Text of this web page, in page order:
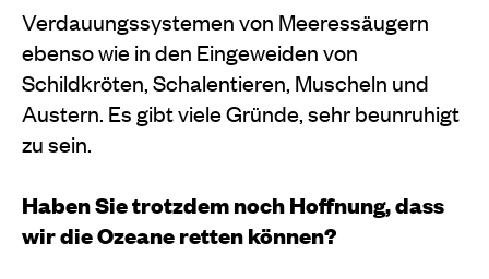
Verdauungssystemen von Meeressäugern
ebenso wie in den Eingeweiden von
Schildkröten, Schalentieren, Muscheln und
Austern. Es gibt viele Gründe, sehr beunruhigt
zu sein.
Haben Sie trotzdem noch Hoffnung, dass
wir die Ozeane retten können?